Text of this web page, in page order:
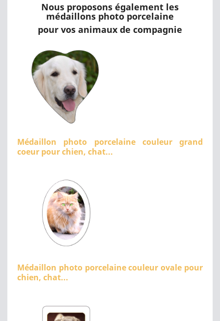
Nous proposons également les
médaillons photo porcelaine
pour vos animaux de compagnie
Médaillon photo porcelaine couleur grand
coeur pour chien, chat...
Médaillon photo porcelaine couleur ovale pour
chien, chat...